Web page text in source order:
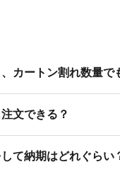
カートン割れ数量で
文できる？
て納期はどれぐらい